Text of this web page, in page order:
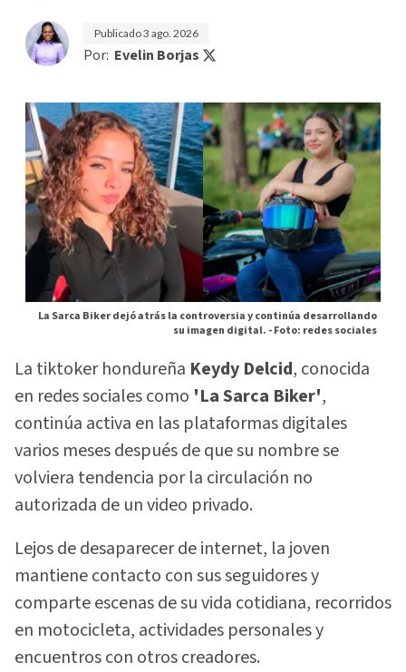
Publicado3 ago. 2026
Por: Evelin Borjas
La Sarca Biker dejó atrás la controversia y continúa desarrollando
su imagen digital. -Foto: redes sociales
La tiktoker hondureña Keydy Delcid, conocida
en redes sociales como 'La Sarca Biker',
continúa activa en las plataformas digitales
varios meses después de que su nombre se
volviera tendencia por la circulación no
autorizada de un video privado.
Lejos de desaparecer de internet, la joven
mantiene contacto con sus seguidores y
comparte escenas de su vida cotidiana, recorridos
en motocicleta, actividades personales y
encuentros con otros creadores.